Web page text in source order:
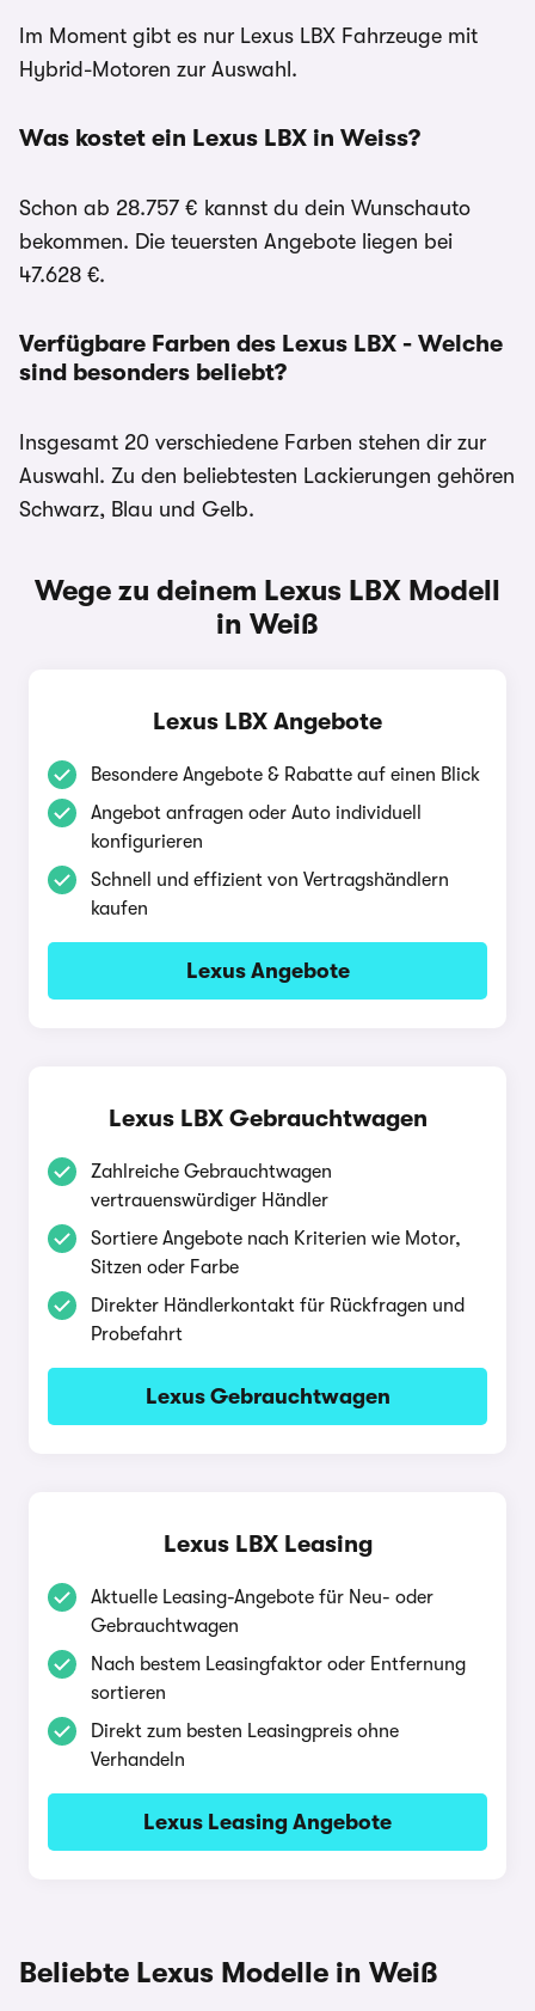
Im Moment gibt es nur Lexus LBX Fahrzeuge mit
Hybrid-Motoren zur Auswahl.
Was kostet ein Lexus LBX in Weiss?
Schon ab 28.757 € kannst du dein Wunschauto
bekommen. Die teuersten Angebote liegen bei
47.628 €.
Verfügbare Farben des Lexus LBX - Welche
sind besonders beliebt?
Insgesamt 20 verschiedene Farben stehen dir zur
Auswahl. Zu den beliebtesten Lackierungen gehören
Schwarz, Blau und Gelb.
Wege zu deinem Lexus LBX Modell
in Weiß
Lexus LBX Angebote
Besondere Angebote & Rabatte auf einen Blick
Angebot anfragen oder Auto individuell
konfigurieren
Schnell und effizient von Vertragshändlern
kaufen
Lexus Angebote
Lexus LBX Gebrauchtwagen
Zahlreiche Gebrauchtwagen
vertrauenswürdiger Händler
Sortiere Angebote nach Kriterien wie Motor,
Sitzen oder Farbe
Direkter Händlerkontakt für Rückfragen und
Probefahrt
Lexus Gebrauchtwagen
Lexus LBX Leasing
Aktuelle Leasing-Angebote für Neu- oder
Gebrauchtwagen
Nach bestem Leasingfaktor oder Entfernung
sortieren
Direkt zum besten Leasingpreis ohne
Verhandeln
Lexus Leasing Angebote
Beliebte Lexus Modelle in Weiß